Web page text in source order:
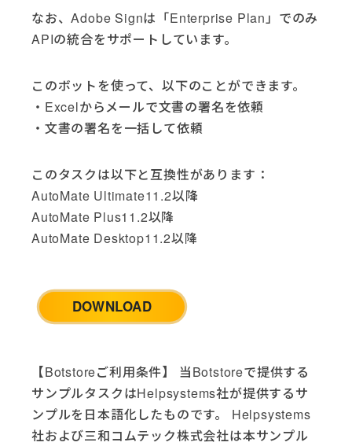
なお、Adobe Signは「Enterprise Plan」でのみ
APIの統合をサポートしています。
このボットを使って、以下のことができます。
・Excelからメールで文書の署名を依頼
・文書の署名を一括して依頼
このタスクは以下と互換性があります：
AutoMate Ultimate11.2以降
AutoMate Plus11.2以降
AutoMate Desktop11.2以降
DOWNLOAD
【Botstoreご利用条件】 当Botstoreで提供する
サンプルタスクはHelpsystems社が提供するサ
ンプルを日本語化したものです。 Helpsystems
社および三和コムテック株式会社は本サンプル
Google (3)
Google Analytics (2)
Google Sheets (2)
HTTP (1)
HubSpot (4)
Jira Cloud (2)
LinkedIn (2)
McAfee AntiVirus (1)
Microsoft Dynamics (1)
Microsoft SQL Server (2)
Microsoft Teams (1)
PowerShell (6)
Robot HA (1)
Salesforce (5)
SAP (9)